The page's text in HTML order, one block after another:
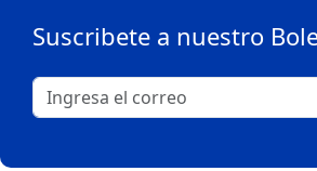
Suscribete a nuestro